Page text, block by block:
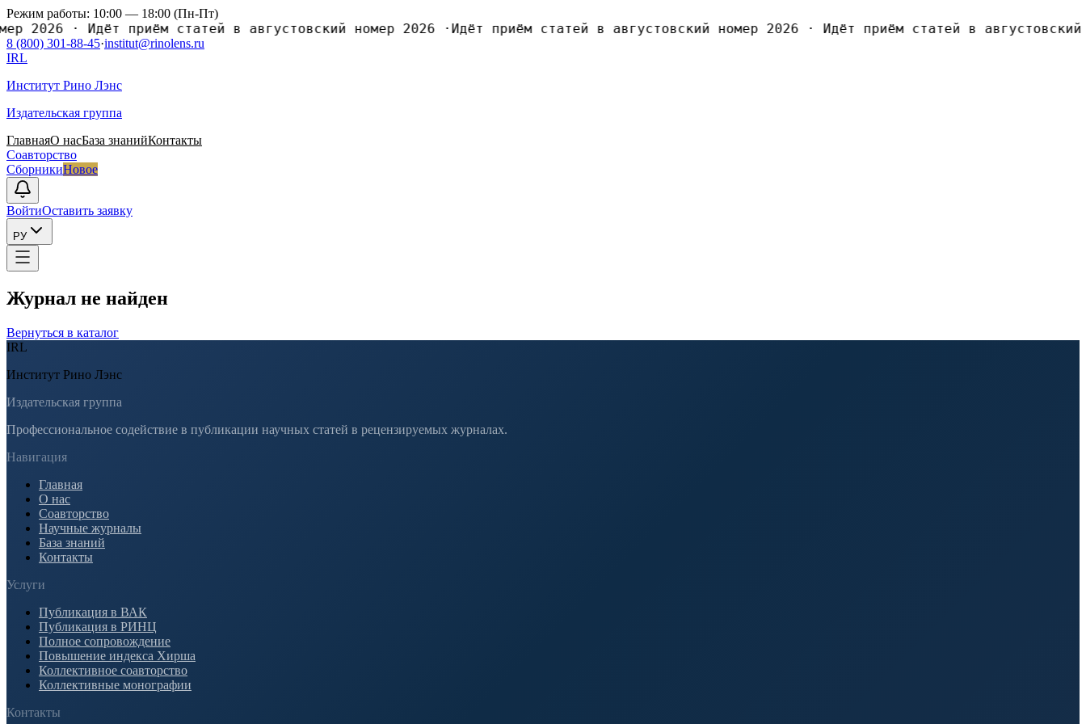
Режим работы: 10:00 — 18:00 (Пн-Пт)
2026· Идёт приём статей в августовский номер 2026· Идёт приём статей в августовский номер 2026· Идёт приём статей в августовский
8 (800) 301-88-45·institut@rinolens.ru
IRL
Институт Рино Лэнс
Издательская группа
ГлавнаяО насБаза знанийКонтакты
Соавторство
СборникиНовое
ВойтиОставить заявку
РУ
Журнал не найден
Вернуться в каталог
IRL
Институт Рино Лэнс
Издательская группа
Профессиональное содействие в публикации научных статей в рецензируемых журналах.
Навигация
Главная
О нас
Соавторство
Научные журналы
База знаний
Контакты
Услуги
Публикация в ВАК
Публикация в РИНЦ
Полное сопровождение
Повышение индекса Хирша
Коллективное соавторство
Коллективные монографии
Контакты